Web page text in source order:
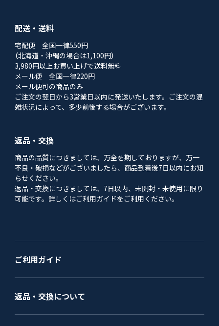
配送・送料
宅配便 全国一律550円
（北海道・沖縄の場合は1,100円）
3,980円以上お買い上げで送料無料
メール便 全国一律220円
メール便可の商品のみ
ご注文の翌日から3営業日以内に発送いたします。ご注文の混
雑状況によって、多少前後する場合がございます。
返品・交換
商品の品質につきましては、万全を期しておりますが、万一
不良・破損などがございましたら、商品到着後7日以内にお知
らせください。
返品・交換につきましては、7日以内、未開封・未使用に限り
可能です。詳しくはご利用ガイドをご利用ください。
ご利用ガイド
返品・交換について